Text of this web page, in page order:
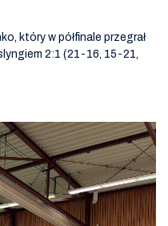
który w półfinale przegrał
2:1 (21-16, 15-21,